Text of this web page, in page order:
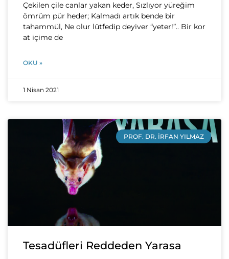
Çekilen çile canlar yakan keder, Sızlıyor yüreğim
ömrüm pür heder; Kalmadı artık bende bir
tahammül, Ne olur lütfedip deyiver “yeter!”.. Bir kor
at içime de
OKU »
1 Nisan 2021
PROF. DR. İRFAN YILMAZ
Tesadüfleri Reddeden Yarasa